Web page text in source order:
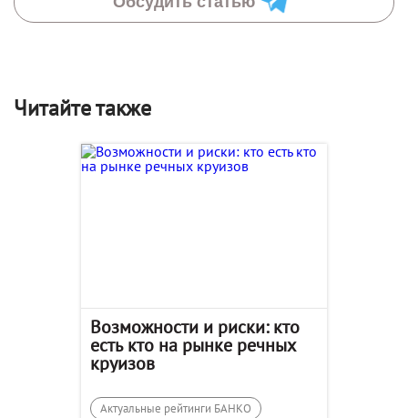
Читайте также
Возможности и риски: кто
есть кто на рынке речных
круизов
Актуальные рейтинги БАНКО